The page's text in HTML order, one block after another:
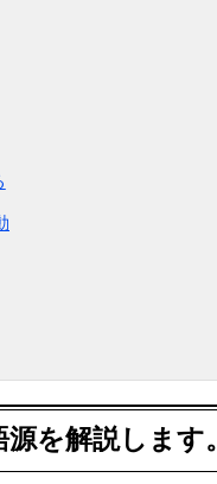
を解説します。